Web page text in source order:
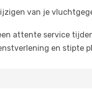
van je
attente service
en stipte